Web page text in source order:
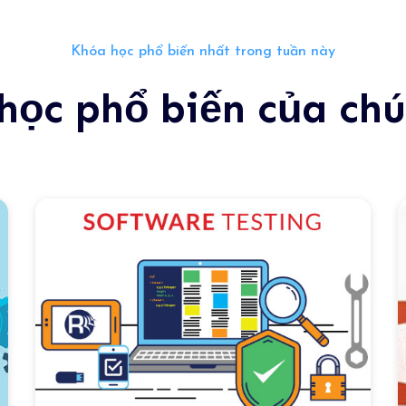
Khóa học phổ biến nhất trong tuần này
phổ biến của